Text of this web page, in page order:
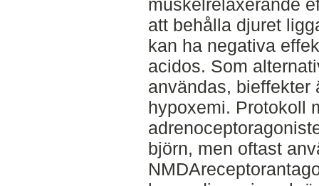
muskelrelaxerande
att behålla djuret
kan ha negativa
acidos. Som
användas, bieffekter
hypoxemi. Protokoll
björn, men oftast